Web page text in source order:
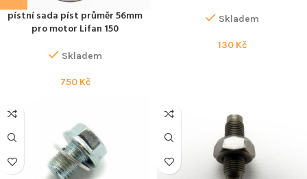
pístní sada píst průměr 56mm
pro motor Lifan 150
Skladem
750 Kč
Skladem
130 Kč